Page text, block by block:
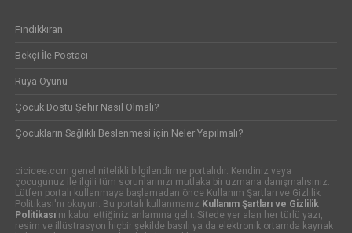
Fındıkkıran
Bekçi İle Postacı
Rüya Oyunu
Çocuk Dostu Şehir Nasıl Olmalı?
Çocukların Sağlıklı Beslenmesi için Neler Yapılmalı?
cicicee.com genel nitelikli bilgilendirme portalıdır. Kendiniz veya
çocugunuz ile ilgili tüm sorunlarınızı mutlaka bir uzmana danışmalısınız.
Lütfen portalı kullanmaya başlamadan önce Kullanım Şartları ve Gizlilik
Politikası'nı okuyun. Bu portalı kullanmanız Kullanım Şartları ve Gizlilik
Politikası'nı kabul ettiğiniz anlamına gelir. Sitede yer alan her türlü yazı,
resim ve illüstrasyon hiçbir şekilde basılı ya da elektronik ortamda kaynak